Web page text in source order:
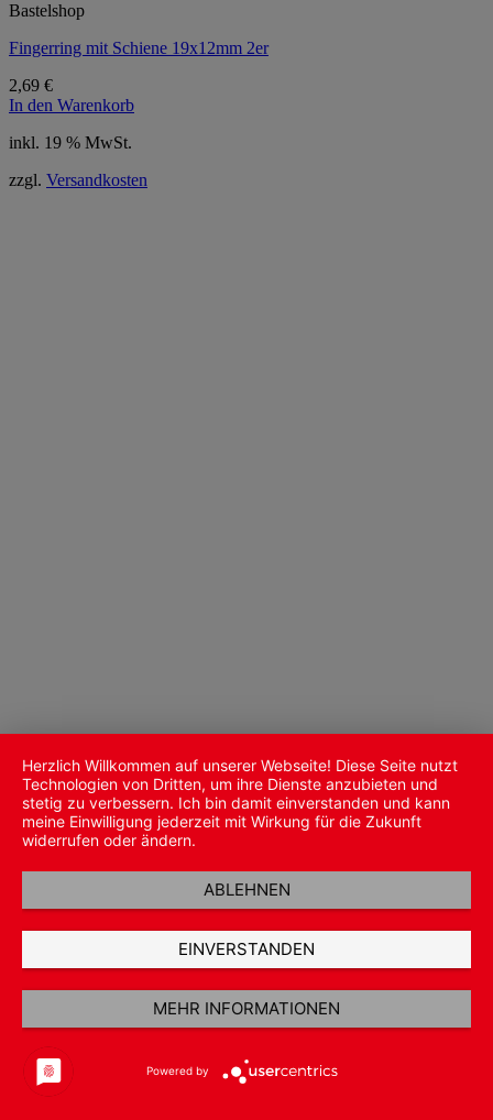
Bastelshop
Fingerring mit Schiene 19x12mm 2er
2,69 €
In den Warenkorb
inkl. 19 % MwSt.
zzgl. Versandkosten
Herzlich Willkommen auf unserer Webseite! Diese Seite nutzt
Technologien von Dritten, um ihre Dienste anzubieten und
stetig zu verbessern. Ich bin damit einverstanden und kann
meine Einwilligung jederzeit mit Wirkung für die Zukunft
widerrufen oder ändern.
ABLEHNEN
EINVERSTANDEN
MEHR INFORMATIONEN
Powered by